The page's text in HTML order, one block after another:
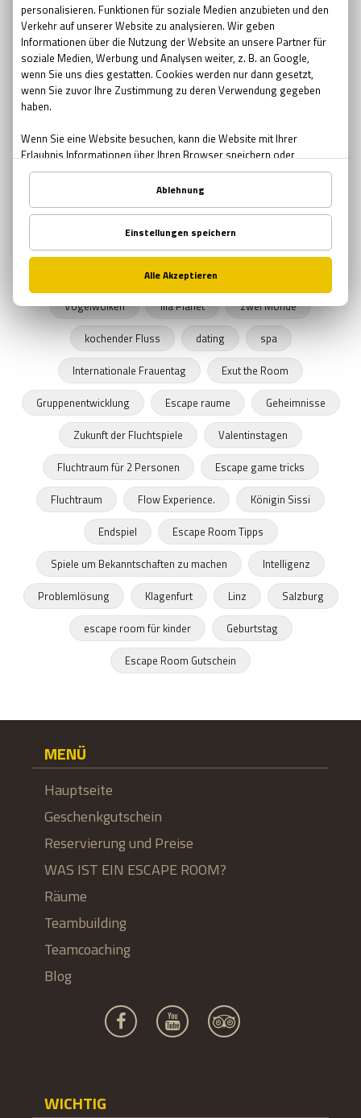
Pfingsten Bedeutung kreative Geschenke
kreative
Brauerei
Bier bar
sommernacht
Sonnenwende
Sehenswürdigkeiten in Wien
urbane Legenden Wiens
verlassene Orte
verlassene Orte Wien
Junggesellenabschied
Exit The Game
Freizeitprogramme
UNICEF
Schule in der Kiste
Zombies
Planet Erde
Vogelwolken
lila Planet
zwei Monde
kochender Fluss
dating
spa
Internationale Frauentag
Exut the Room
Gruppenentwicklung
Escape raume
Geheimnisse
Zukunft der Fluchtspiele
Valentinstagen
Fluchtraum für 2 Personen
Escape game tricks
Fluchtraum
Flow Experience.
Königin Sissi
Endspiel
Escape Room Tipps
Spiele um Bekanntschaften zu machen
Intelligenz
Problemlösung
Klagenfurt Linz
Salzburg
escape room für kinder
Geburtstag
Escape Room Gutschein
MENÜ
Hauptseite
Geschenkgutschein
Reservierung und Preise
WAS IST EIN ESCAPE ROOM?
Räume
Teambuilding
Teamcoaching
Blog
WICHTIG